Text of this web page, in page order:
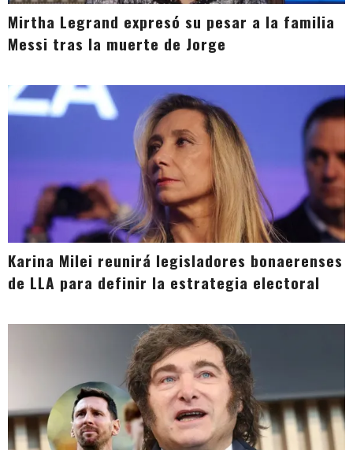
Mirtha Legrand expresó su pesar a la familia
Messi tras la muerte de Jorge
Karina Milei reunirá legisladores bonaerenses
de LLA para definir la estrategia electoral